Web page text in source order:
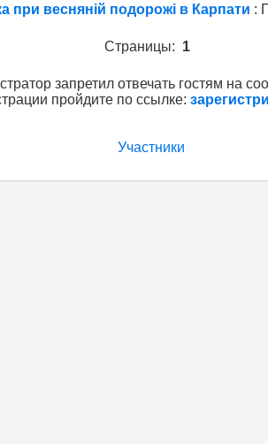
при весняній подорожі в Карпати :
Страницы: 1
запретил отвечать гостям на
пройдите по ссылке:
Участники